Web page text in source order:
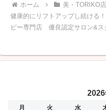
ホーム 美・TORIKO
健康的にリフトアップし続ける
ピー専門店 優良認定サロン&ス
2026
月 火 水